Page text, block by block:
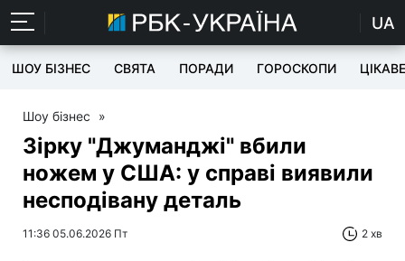
UA
ШОУ БІЗНЕС СВЯТА ПОРАДИ ГОРОСКОПИ ЦІКАВЕ
Шоу бізнес »
Зірку "Джуманджі" вбили
ножем у США: у справі виявили
несподівану деталь
11:36 05.06.2026 Пт 2 хв